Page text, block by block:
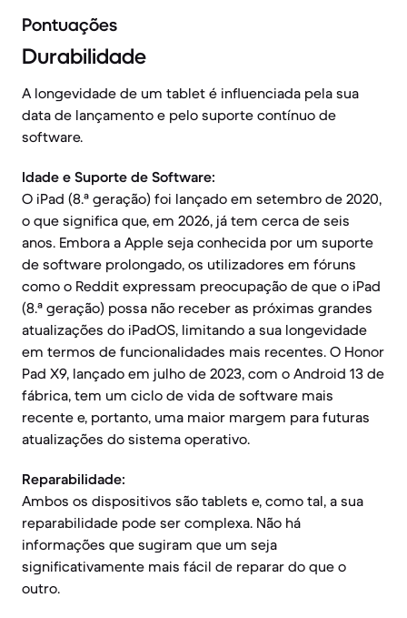
Pontuações
Durabilidade
A longevidade de um tablet é influenciada pela sua
data de lançamento e pelo suporte contínuo de
software.
Idade e Suporte de Software:
O iPad (8.ª geração) foi lançado em setembro de 2020,
o que significa que, em 2026, já tem cerca de seis
anos. Embora a Apple seja conhecida por um suporte
de software prolongado, os utilizadores em fóruns
como o Reddit expressam preocupação de que o iPad
(8.ª geração) possa não receber as próximas grandes
atualizações do iPadOS, limitando a sua longevidade
em termos de funcionalidades mais recentes. O Honor
Pad X9, lançado em julho de 2023, com o Android 13 de
fábrica, tem um ciclo de vida de software mais
recente e, portanto, uma maior margem para futuras
atualizações do sistema operativo.
Reparabilidade:
Ambos os dispositivos são tablets e, como tal, a sua
reparabilidade pode ser complexa. Não há
informações que sugiram que um seja
significativamente mais fácil de reparar do que o
outro.